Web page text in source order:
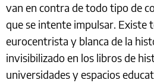
van en contra de todo tipo de
que se intente impulsar. Existe
eurocentrista y blanca de la
invisibilizado en los libros de
universidades y espacios